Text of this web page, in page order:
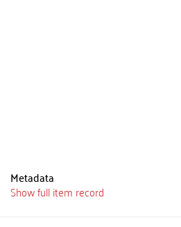
Metadata
Show full item record